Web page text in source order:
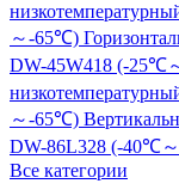
～-65℃)
DW-45W418 (-25℃
～-65℃)
DW-86L328 (-40℃
Все категории